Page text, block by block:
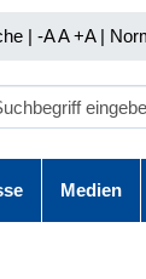
| -A A+A |
Medien